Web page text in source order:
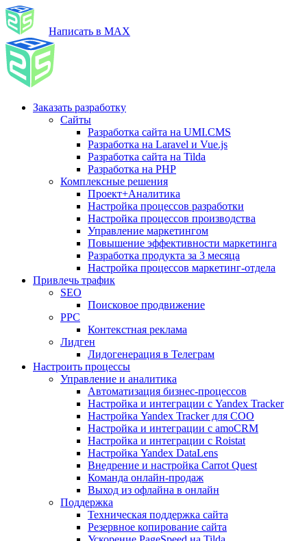
Написать в MAX
Заказать разработку
Сайты
Разработка сайта на UMI.CMS
Разработка на Laravel и Vue.js
Разработка сайта на Tilda
Разработка на PHP
Комплексные решения
Проект+Аналитика
Настройка процессов разработки
Настройка процессов производства
Управление маркетингом
Повышение эффективности маркетинга
Разработка продукта за 3 месяца
Настройка процессов маркетинг-отдела
Привлечь трафик
SEO
Поисковое продвижение
PPC
Контекстная реклама
Лидген
Лидогенерация в Телеграм
Настроить процессы
Управление и аналитика
Автоматизация бизнес-процессов
Настройка и интеграции с Yandex Tracker
Настройка Yandex Tracker для СОО
Настройка и интеграции с amoCRM
Настройка и интеграции с Roistat
Настройка Yandex DataLens
Внедрение и настройка Carrot Quest
Команда онлайн-продаж
Выход из офлайна в онлайн
Поддержка
Техническая поддержка сайта
Резервное копирование сайта